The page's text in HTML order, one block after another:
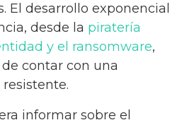
El desarrollo exponencial
desde la piratería
y el ransomware,
contar con una
informar sobre el